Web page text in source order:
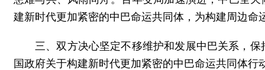
建新时代更加紧密的中巴命运共同体，为构建周边命
三、双方决心坚定不移维护和发展中巴关系，
国政府关于构建新时代更加紧密的中巴命运共同体